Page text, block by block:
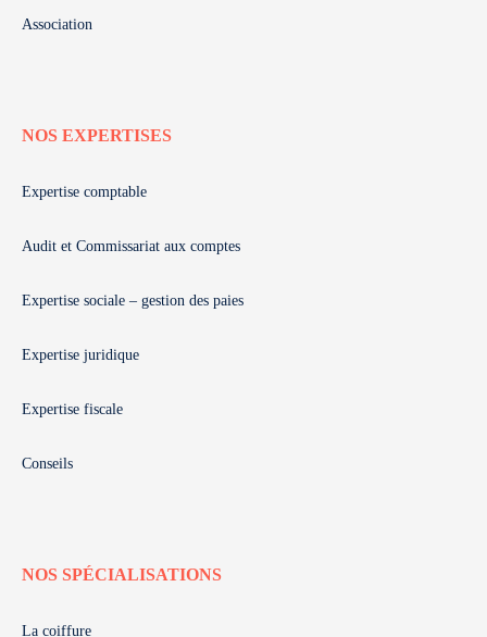
Association
NOS EXPERTISES
Expertise comptable
Audit et Commissariat aux comptes
Expertise sociale – gestion des paies
Expertise juridique
Expertise fiscale
Conseils
NOS SPÉCIALISATIONS
La coiffure